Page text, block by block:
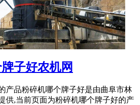
子好农机网
产品粉碎机哪个牌子好是由曲阜市林
供,当前页面为粉碎机哪个牌子好的产